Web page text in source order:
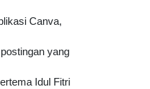
Canva,
yang
Idul Fitri